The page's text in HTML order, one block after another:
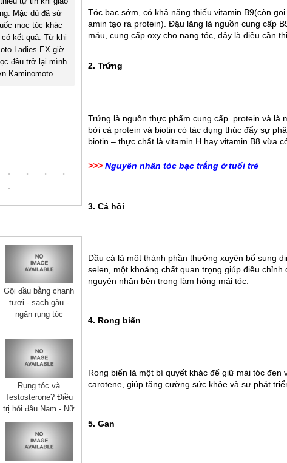
Mặc dù đã sử
mọc tóc khác
kết quả. Từ khi
Ladies EX giờ
đều trở lại mình
Kaminomoto
bị hói, sau khi tìm hiểu và sử dụng
thuốc mọc tóc Kaminomto nay tóc
mình đã hồi phục lại rất nhiều mình
Kaminomoto đã cho mình sự tự tin trở
khen
tượng.
Gội đầu bằng chanh
tươi - sạch gàu -
ngăn rụng tóc
Rụng tóc và
Testosterone? Điều
trị hói đầu Nam - Nữ
Tóc bạc sớm, có khả năng thiếu vitamin B9(còn
amin tạo ra protein). Đậu lăng là nguồn cung cấp
máu, cung cấp oxy cho nang tóc, đây là điều cần
2. Trứng
Trứng là nguồn thực phẩm cung cấp  protein và
bởi cả protein và biotin có tác dụng thúc đẩy sự
biotin – thực chất là vitamin H hay vitamin B8 vừa
>>> Nguyên nhân tóc bạc trắng ở tuổi trẻ
3. Cá hồi
Dầu cá là một thành phần thường xuyên bổ sung
selen, một khoáng chất quan trọng giúp điều chỉnh
nguyên nhân bên trong làm hỏng mái tóc.
4. Rong biển
Rong biển là một bí quyết khác để giữ mái tóc
carotene, giúp tăng cường sức khỏe và sự phát
5. Gan